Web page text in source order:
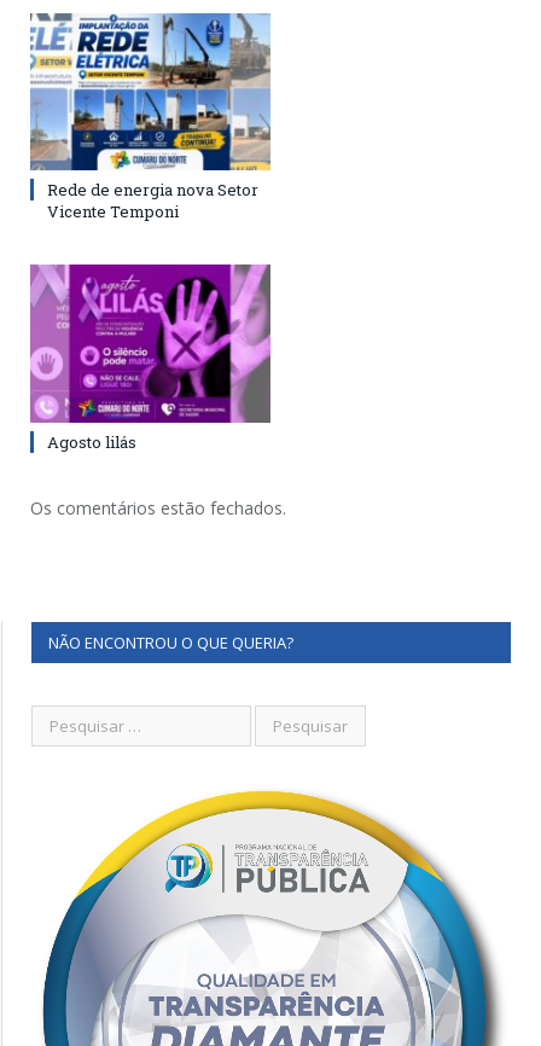
Rede de energia nova Setor
Vicente Temponi
Agosto lilás
Os comentários estão fechados.
NÃO ENCONTROU O QUE QUERIA?